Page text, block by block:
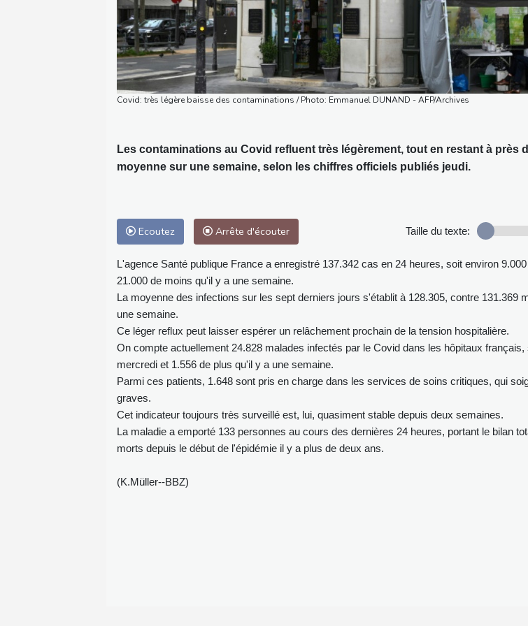
Covid: très légère baisse des contaminations / Photo: Emmanuel DUNAND - AFP/Archives
Les contaminations au Covid refluent très légèrement, tout en restant à près
moyenne sur une semaine, selon les chiffres officiels publiés jeudi.
Ecoutez Arrête d'écouter Taille du texte:
L'agence Santé publique France a enregistré 137.342 cas en 24 heures, soit environ
21.000 de moins qu'il y a une semaine.
La moyenne des infections sur les sept derniers jours s'établit à 128.305, contre 131.369
une semaine.
Ce léger reflux peut laisser espérer un relâchement prochain de la tension hospitalière.
On compte actuellement 24.828 malades infectés par le Covid dans les hôpitaux français,
mercredi et 1.556 de plus qu'il y a une semaine.
Parmi ces patients, 1.648 sont pris en charge dans les services de soins critiques, qui
graves.
Cet indicateur toujours très surveillé est, lui, quasiment stable depuis deux semaines.
La maladie a emporté 133 personnes au cours des dernières 24 heures, portant le bilan
morts depuis le début de l'épidémie il y a plus de deux ans.
(K.Müller--BBZ)